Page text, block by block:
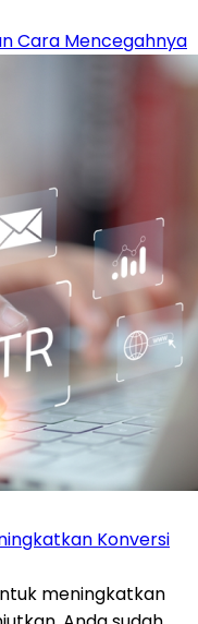
Cara Mencegahnya
Konversi
meningkatkan